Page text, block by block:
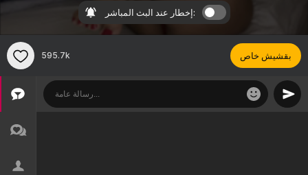
إخطار عند البث المباشر:
595.7k بقشيش خاص